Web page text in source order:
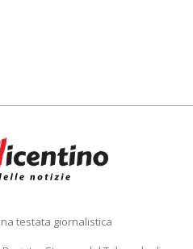
testata giornalistica